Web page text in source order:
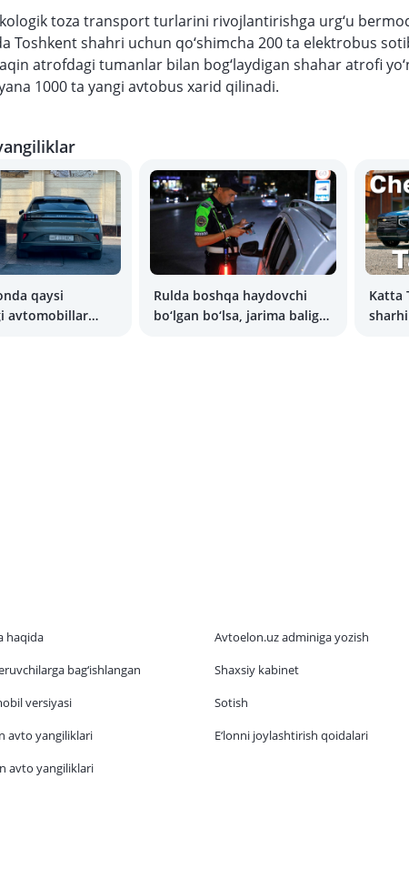
toza transport turlarini rivojlantirishga urg‘u
Toshkent shahri uchun qo‘shimcha 200 ta elektrobus
atrofdagi tumanlar bilan bog‘laydigan shahar atrofi
1000 ta yangi avtobus xarid qilinadi.
qaysi
avtomobillar
Rulda boshqa haydovchi
bo‘lgan bo‘lsa, jarima baliga
Katta
sharhi
haqida
bag‘ishlangan
versiyasi
avto yangiliklari
avto yangiliklari
Avtoelon.uz adminiga yozish
Shaxsiy kabinet
Sotish
E‘lonni joylashtirish qoidalari